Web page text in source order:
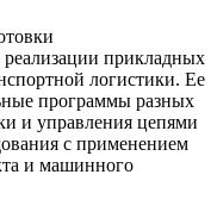
прикладных
логистики. Ее
программы разных
и управления цепями
с применением
и машинного